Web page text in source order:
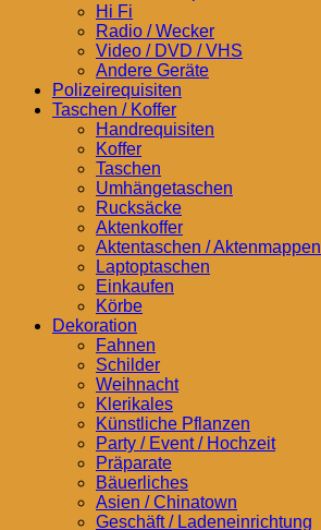
Hi Fi
Radio / Wecker
Video / DVD / VHS
Andere Geräte
Polizeirequisiten
Taschen / Koffer
Handrequisiten
Koffer
Taschen
Umhängetaschen
Rucksäcke
Aktenkoffer
Aktentaschen / Aktenmappen
Laptoptaschen
Einkaufen
Körbe
Dekoration
Fahnen
Schilder
Weihnacht
Klerikales
Künstliche Pflanzen
Party / Event / Hochzeit
Präparate
Bäuerliches
Asien / Chinatown
Geschäft / Ladeneinrichtung